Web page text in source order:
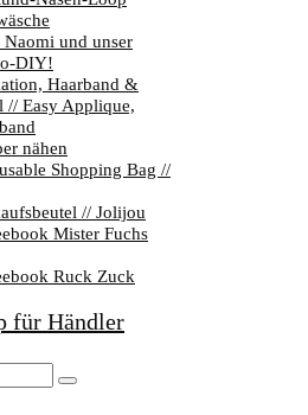
und unser
DIY!
Haarband &
// Easy Applique,
nähen
Shopping Bag //
// Jolijou
Mister Fuchs
Ruck Zuck
für Händler